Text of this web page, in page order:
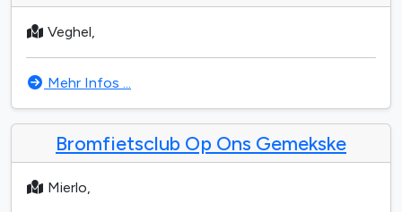
Veghel,
Mehr Infos ...
Bromfietsclub Op Ons Gemekske
Mierlo,